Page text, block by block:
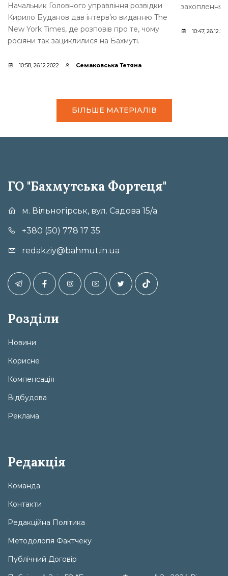
Начальник Головного управління розвідки
Кирило Буданов дав інтерв’ю виданню The
New York Times, де розповів про те, чому
росіяни так зациклилися на Бахмуті.
10:58, 26.12.2022 Семаковська Тетяна
захоплення
10:47,
БІЛЬШЕ МАТЕРІАЛІВ
ГО "Бахмутська Фортеця"
м. Вільногірськ, вул. Садова 15/а
+380 (50) 778 17 35
redakziy@bahmut.in.ua
Розділи
Новини
Корисне
Компенсація
Відбудова
Реклама
Редакція
Команда
Контакти
Редакційна Політика
Методологія Фактчеку
Публічний Договір